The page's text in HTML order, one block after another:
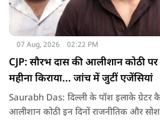
07 Aug, 2026 02:22 PM
CJP: सौरभ दास की आलीशान कोठी
महीना किराया... जांच में जुटीं एजेंसियां
Saurabh Das: दिल्ली के पॉश इलाके ग्रेटर
आलीशान कोठी इन दिनों राजनीतिक और